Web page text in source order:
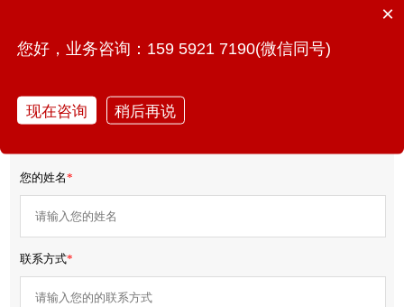
下一篇：超4.15亿！四川自贡7个管网项目即将招标，排水、燃
您的姓名*
联系方式*
×
您好，业务咨询：159 5921 7190(微信同号)
现在咨询 稍后再说